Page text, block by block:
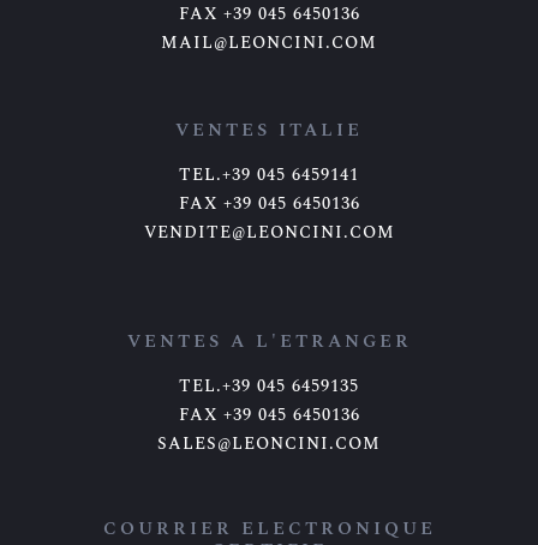
FAX +39 045 6450136
MAIL@LEONCINI.COM
VENTES ITALIE
TEL.+39 045 6459141
FAX +39 045 6450136
VENDITE@LEONCINI.COM
VENTES A L'ETRANGER
TEL.+39 045 6459135
FAX +39 045 6450136
SALES@LEONCINI.COM
COURRIER ELECTRONIQUE